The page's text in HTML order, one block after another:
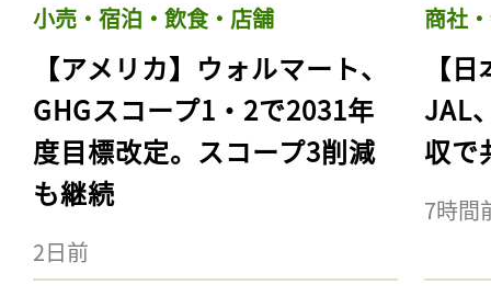
小売・宿泊・飲食・店舗
【アメリカ】ウォルマート、
GHGスコープ1・2で2031年
度目標改定。スコープ3削減
も継続
2日前
商社
【
JAL
収で
7時間